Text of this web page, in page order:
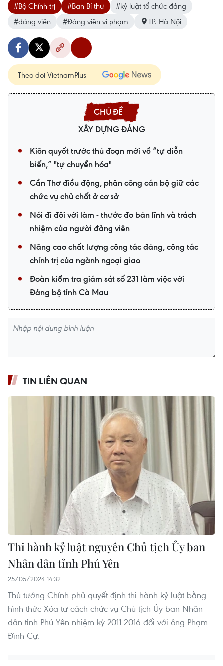
#Bộ Chính trị #Ban Bí thư
#kỷ luật tổ chức đảng
#đảng viên
#Đảng viên vi phạm TP. Hà Nội
Theo dõi VietnamPlus
XÂY DỰNG ĐẢNG
Kiên quyết trước thủ đoạn mới về “tự diễn
biến,” "tự chuyển hóa"
Cần Thơ điều động, phân công cán bộ giữ các
chức vụ chủ chốt ở cơ sở
Nói đi đôi với làm - thước đo bản lĩnh và trách
nhiệm của người đảng viên
Nâng cao chất lượng công tác đảng, công tác
chính trị của ngành ngoại giao
Đoàn kiểm tra giám sát số 231 làm việc với
Đảng bộ tỉnh Cà Mau
TIN LIÊN QUAN
Thi hành kỷ luật nguyên Chủ tịch Ủy ban
Nhân dân tỉnh Phú Yên
25/05/2024 14:32
Thủ tướng Chính phủ quyết định thi hành kỷ luật bằng
hình thức Xóa tư cách chức vụ Chủ tịch Ủy ban Nhân
dân tỉnh Phú Yên nhiệm kỳ 2011-2016 đối với ông Phạm
Đình Cự.